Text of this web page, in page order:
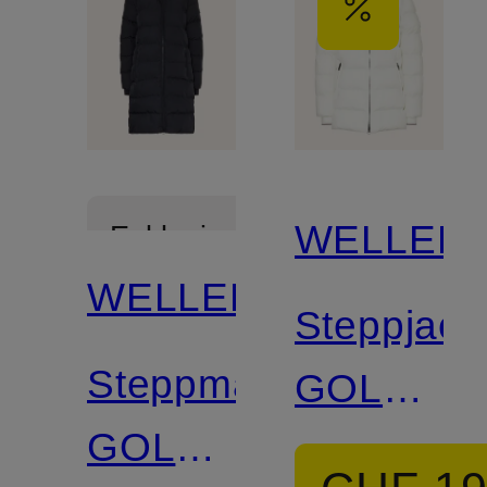
Kapuze
Exklusiv
WELLENSTEYN
Steppmantel
GOLDMINEMEDIUM